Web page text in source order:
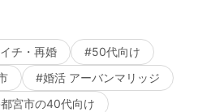
チ・再婚
#50代向け
#婚活 アーバンマリッジ
宮市の40代向け